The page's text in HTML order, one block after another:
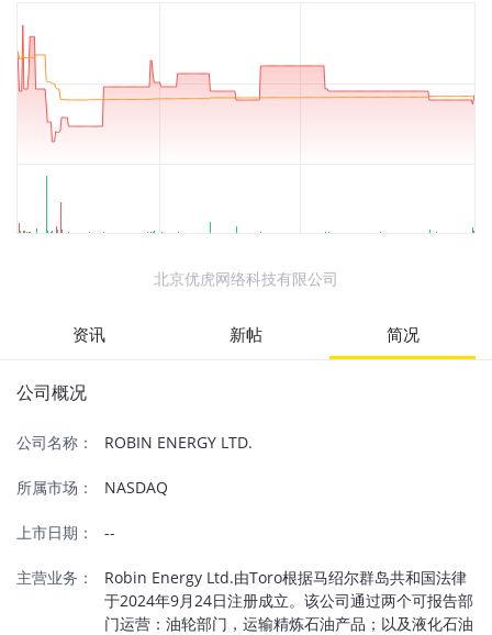
北京优虎网络科技有限公司
资讯 新帖 简况
公司概况
公司名称： ROBIN ENERGY LTD.
所属市场： NASDAQ
上市日期： --
主营业务：
Robin Energy Ltd.由Toro根据马绍尔群岛共和国法律
于2024年9月24日注册成立。该公司通过两个可报告部
门运营：油轮部门，运输精炼石油产品；以及液化石油